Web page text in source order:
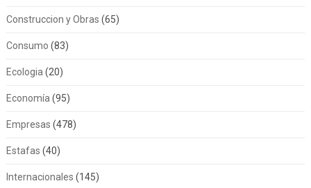
Construccion y Obras (65)
Consumo (83)
Ecologia (20)
Economía (95)
Empresas (478)
Estafas (40)
Internacionales (145)